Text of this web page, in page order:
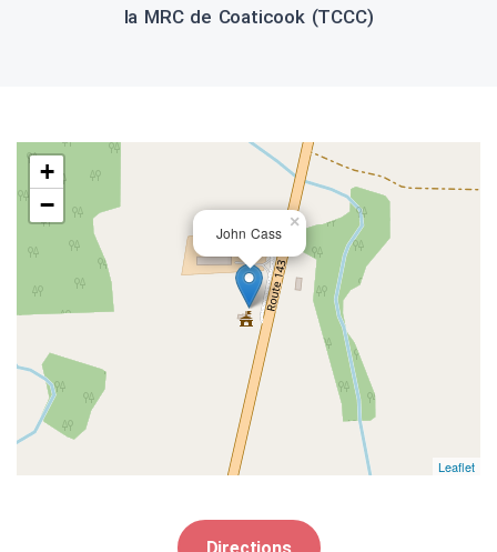
la MRC de Coaticook (TCCC)
John Cass
×
+
−
Leaflet